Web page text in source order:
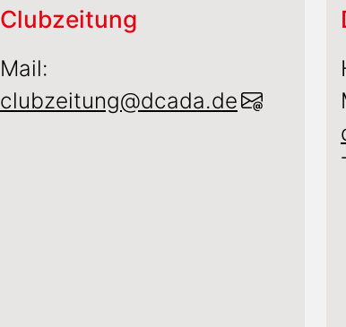
Clubzeitung
Mail:
clubzeitung@dcada.de